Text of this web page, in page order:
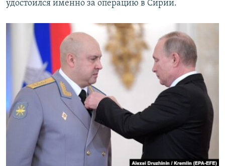
удостоился именно за операцию в Сирии.